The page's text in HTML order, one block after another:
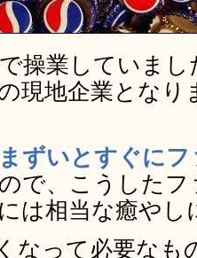
操業していま
現地企業となり
ずいとすぐに
ので、こうした
は相当な癒やし
なって必要なも